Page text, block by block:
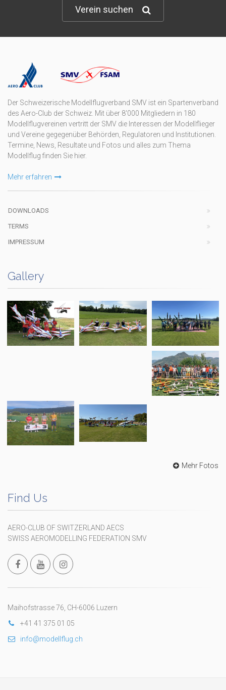
Verein suchen
Der Schweizerische Modellflugverband SMV ist ein Spartenverband
des Aero-Club der Schweiz. Mit über 8'000 Mitgliedern in 180
Modellflugvereinen vertritt der SMV die Interessen der Modellflieger
und Vereine gegegenüber Behörden, Regulatoren und Institutionen.
Termine, News, Resultate und Fotos und alles zum Thema
Modellflug finden Sie hier.
Mehr erfahren
DOWNLOADS
TERMS
IMPRESSUM
Gallery
Mehr Fotos
Find Us
AERO-CLUB OF SWITZERLAND AECS
SWISS AEROMODELLING FEDERATION SMV
Maihofstrasse 76, CH-6006 Luzern
+41 41 375 01 05
info@modellflug.ch